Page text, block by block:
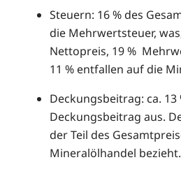
Steuern: 16 % des
die Mehrwertsteuer,
Nettopreis, 19 %
11 % entfallen auf die
Deckungsbeitrag: ca. 13
Deckungsbeitrag aus.
der Teil des
Mineralölhandel bezieht.